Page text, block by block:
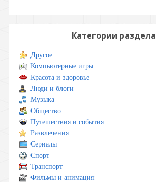
Категории раздела
Другое
Компьютерные игры
Красота и здоровье
Люди и блоги
Музыка
Общество
Путешествия и события
Развлечения
Сериалы
Спорт
Транспорт
Фильмы и анимация